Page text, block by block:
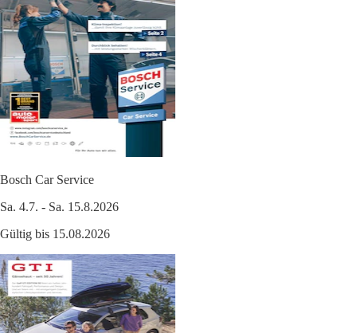
Bosch Car Service
Sa. 4.7. - Sa. 15.8.2026
Gültig bis 15.08.2026